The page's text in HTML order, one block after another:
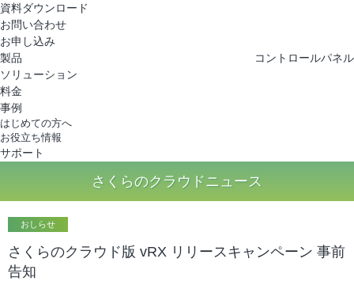
さくらのクラウド
資料ダウンロード
お問い合わせ
お申し込み
製品
ソリューション
料金
事例
はじめての方へ
お役立ち情報
サポート
コントロールパネル
さくらのクラウドニュース
おしらせ
さくらのクラウド版 vRX リリースキャンペーン 事前
告知